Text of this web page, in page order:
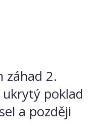
záhad 2.
poklad
a později